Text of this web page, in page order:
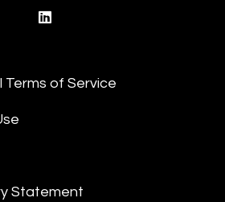
Terms of Service
Statement